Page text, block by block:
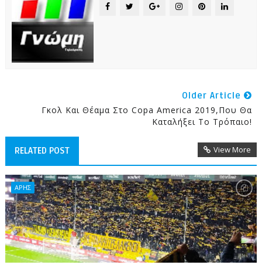
Older Article
Γκολ Και Θέαμα Στο Copa America 2019,που Θα
Καταλήξει Το Τρόπαιο!
RELATED POST View More
ΑΡΗΣ